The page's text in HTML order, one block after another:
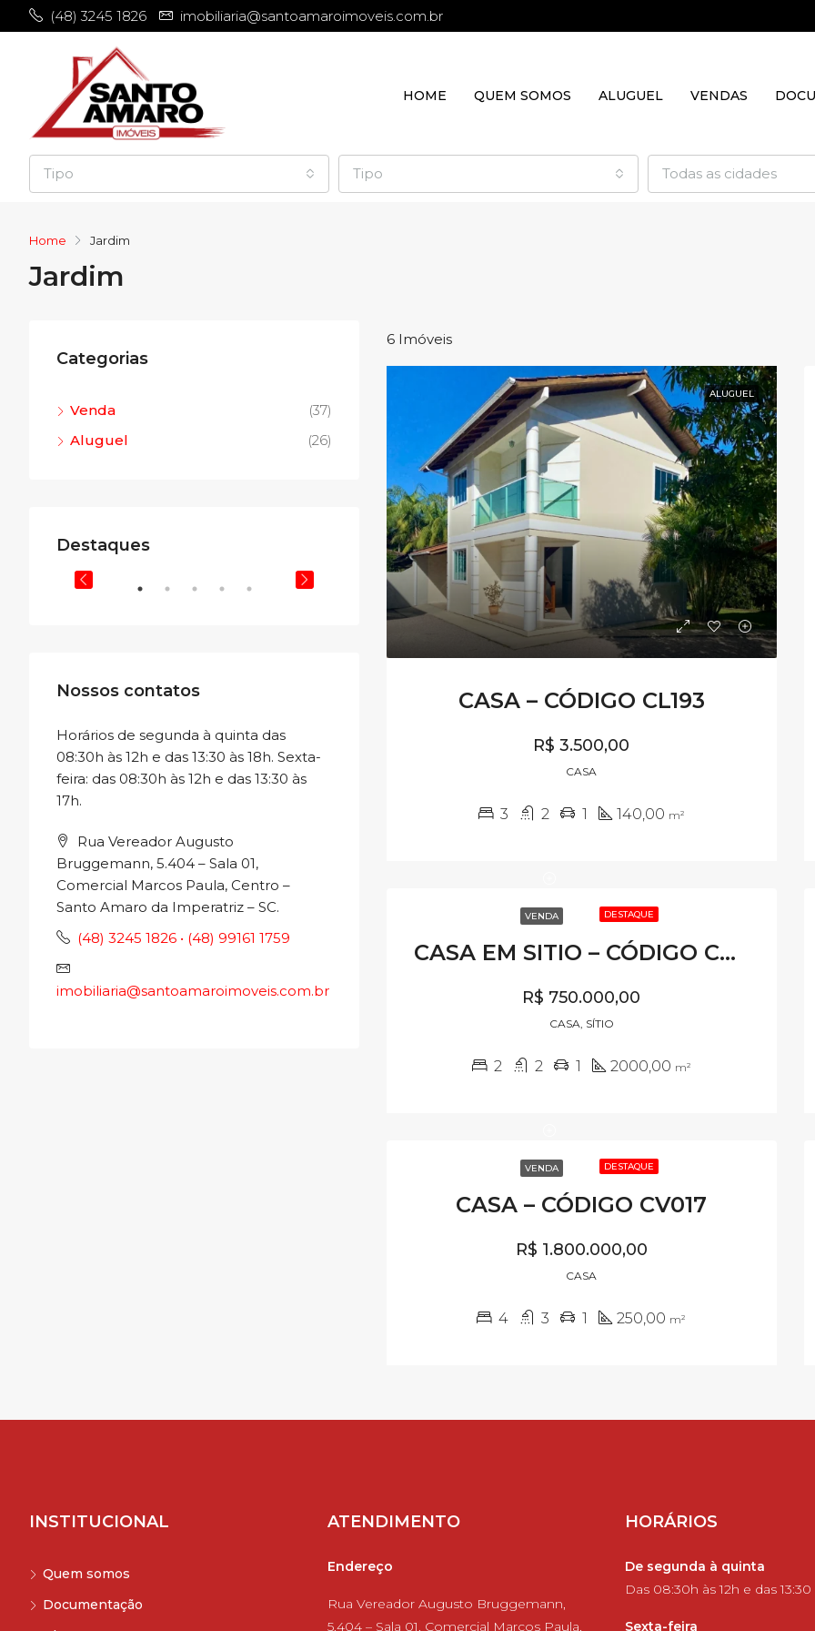
(48) 3245 1826 imobiliaria@santoamaroimoveis.com.br
HOME QUEM SOMOS ALUGUEL VENDAS
Tipo Tipo Todas as cidades
Home Jardim
Jardim
6 Imóveis
ALUGUEL
CASA – CÓDIGO CL193
R$ 3.500,00
CASA
3 2 1 140,00 m²
DESTAQUE
VENDA
CASA EM SITIO – CÓDIGO CV800
R$ 750.000,00
CASA, SÍTIO
2 2 1 2000,00 m²
DESTAQUE
VENDA
CASA – CÓDIGO CV017
R$ 1.800.000,00
CASA
4 3 1 250,00 m²
Categorias
Venda
(37)
Aluguel
(26)
Destaques
R$ 472.000,00
VENDA
DESTAQUE
R$ 320.000,00
DESTAQUE
R$ 1.800,00
Nossos contatos
Horários de segunda à quinta das
08:30h às 12h e das 13:30 às 18h. Sexta-
feira: das 08:30h às 12h e das 13:30 às
17h.
Rua Vereador Augusto
Bruggemann, 5.404 – Sala 01,
Comercial Marcos Paula, Centro –
Santo Amaro da Imperatriz – SC.
(48) 3245 1826 • (48) 99161 1759
imobiliaria@santoamaroimoveis.com.br
INSTITUCIONAL
Quem somos
Documentação
ATENDIMENTO
Endereço
Rua Vereador Augusto Bruggemann,
5.404 – Sala 01, Comercial Marcos Paula,
HORÁRIOS
De segunda à quinta
Das 08:30h às 12h e das 13:30
Sexta-feira